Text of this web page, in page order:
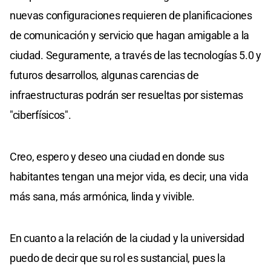
nuevas configuraciones requieren de planificaciones
de comunicación y servicio que hagan amigable a la
ciudad. Seguramente, a través de las tecnologías 5.0 y
futuros desarrollos, algunas carencias de
infraestructuras podrán ser resueltas por sistemas
"ciberfísicos".
Creo, espero y deseo una ciudad en donde sus
habitantes tengan una mejor vida, es decir, una vida
más sana, más armónica, linda y vivible.
En cuanto a la relación de la ciudad y la universidad
puedo de decir que su rol es sustancial, pues la